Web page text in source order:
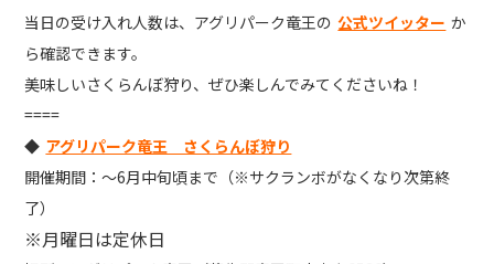
当日の受け入れ人数は、アグリパーク竜王の 公式ツイッター か
ら確認できます。
美味しいさくらんぼ狩り、ぜひ楽しんでみてくださいね！
====
◆ アグリパーク竜王 さくらんぼ狩り
開催期間：～6月中旬頃まで（※サクランボがなくなり次第終
了）
※月曜日は定休日